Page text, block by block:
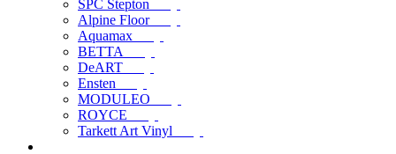
SPC Stepton
Alpine Floor
Aquamax
BETTA
DeART
Ensten
MODULEO
ROYCE
Tarkett Art Vinyl